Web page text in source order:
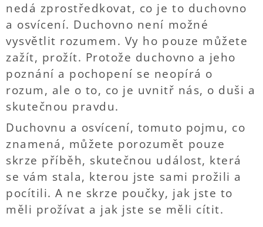
nedá zprostředkovat, co je to duchovno
a osvícení. Duchovno není možné
vysvětlit rozumem. Vy ho pouze můžete
zažít, prožít. Protože duchovno a jeho
poznání a pochopení se neopírá o
rozum, ale o to, co je uvnitř nás, o duši a
skutečnou pravdu.
Duchovnu a osvícení, tomuto pojmu, co
znamená, můžete porozumět pouze
skrze příběh, skutečnou událost, která
se vám stala, kterou jste sami prožili a
pocítili. A ne skrze poučky, jak jste to
měli prožívat a jak jste se měli cítit.